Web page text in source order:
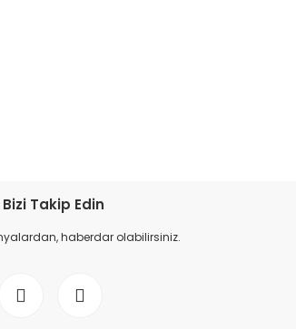
Takip Edin
haberdar olabilirsiniz.